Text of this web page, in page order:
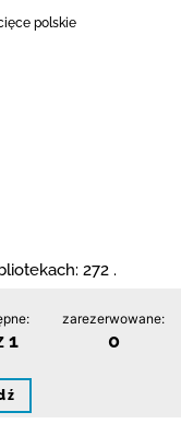
polskie
272 .
1
zarezerwowane:
0